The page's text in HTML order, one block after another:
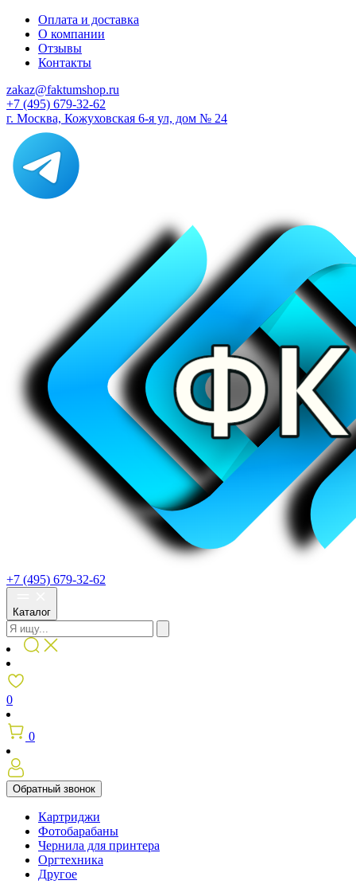
Оплата и доставка
О компании
Отзывы
Контакты
zakaz@faktumshop.ru
+7 (495) 679-32-62
г. Москва, Кожуховская 6-я ул, дом № 24
+7 (495) 679-32-62
Каталог
0
0
Обратный звонок
Картриджи
Фотобарабаны
Чернила для принтера
Оргтехника
Другое